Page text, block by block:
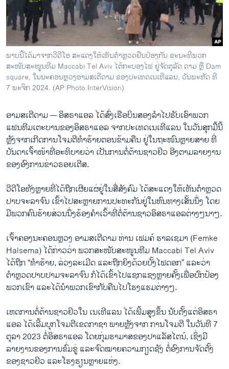
ພາສາອັງກິດ
ວີດີໂອ
ສຽງ
ລາຍການກະຈາຍສຽງ
ລາຍງານ
ຕິດຕາມພວກເຮົາ ທີ່
ພາສາຕ່າງໆ
ພາບນີ້ໄດ້ມາຈາກວີດີໂອ ສະແດງໃຫ້ເຫັນຕຳຫຼວດຢືນປ້ອງກັນ ຂະນະທີ່ພວກ
ສະໜັບສະໜູນທີມ Maccabi Tel Aviv ໄຕ້ກະບອງໄຟ ຢູ່ຈັດຕຸລັດ ດາມ ຫຼື Dam
square, ໃນນະຄອນຫຼວງອາມສເຕີດາມ ຂອງປະເທດເນເທີແລນ, ວັນພະຫັດ ທີ
7 ພະຈິກ 2024. (AP Photo InterVision)
ອາມສເຕີດາມ —ອິສຣາແອລ ໄດ້ສົ່ງເຮືອບິນສອງລຳໄປຮັບເອົາພວກ
ແຟນທີມເຕະບານຂອງອິສຣາແອລ ຈາກປະເທດເນເທີແລນ ໃນວັນສຸກມື້ນີ້
ຫຼັງຈາກເກີດການໂຈມຕີທຳຮ້າຍຕອນຂ້າມຄືນ ຢູ່ໃນຖະໜົນຫຼາຍສາຍ ທີ່
ບັນດາເຈົ້າໜ້າທີ່ອະທິບາຍວ່າ ເປັນການຕໍ່ຕ້ານຊາວຢິວ ອີງຕາມລາຍງານ
ຂອງອົງການຂ່າວຣອຍເຕີສ.
ວີດີໂອທັງຫຼາຍທີ່ໄດ້ຖືກເຜີຍແຜ່ຢູ່ໃນສື່ສັງຄົມ ໄດ້ສະແດງໃຫ້ເຫັນຕຳຫຼວດ
ປາບຈະລາຈົນ ເຂົ້າໄປສະຫຼາຍການປະທະກັນຢູ່ໃນຫົນທາງເສັ້ນນຶ່ງ ໂດຍ
ມີພວກຄົນຮ້າຍສ່ວນນຶ່ງຮ້ອງຄຳເວົ້າທີ່ຕໍ່ຕ້ານຊາວອິສຣາແອລຕ່າງໆນາໆ.
ເຈົ້າຄອງນະຄອນຫຼວງ ອາມສເຕີດາມ ທ່ານ ເຟມຄ໌ ຮາລເຊມາ (Femke
Halsema) ໄດ້ກ່າວວ່າ ພວກສະໜັບສະໜູນທີມ Maccabi Tel Aviv
ໄດ້ຖືກ “ທຳຮ້າຍ, ລ່ວງລະເມີດ ແລະຖືກຍິງດ້ວຍບັ້ງໄຟດອກ” ແລະວ່າ
ຕຳຫຼວດປາບປາມຈະລາຈົນ ກໍໄດ້ເຂົ້າໄປແຊກແຊງຫຼາຍຄັ້ງເພື່ອປົກປ້ອງ
ພວກເຂົາ ແລະໄດ້ນຳພວກເຂົາກັບຄືນໄປໂຮງແຮມຕ່າງໆ.
ເຫດການຕໍ່ຕ້ານຊາວຢິວໃນ ເນເທີແລນ ໄດ້ເພີ້ມສູງຂຶ້ນ ນັບຕັ້ງແຕ່ອິສຣາ
ແອລ ໄດ້ເລີ້ມບຸກໂຈມຕີເຂດກາຊາ ພາຍຫຼັງຈາກ ການໂຈມຕີ ໃນວັນທີ 7
ຕຸລາ 2023 ຕໍ່ອິສຣາແອລ ໂດຍກຸ່ມຮາມາສຂອງປາແລັສໄຕນ໌, ເຊິ່ງມີ
ລາຍງານຂອງການຂົ່ມຂູ່ ແລະຈົດໝາຍຄວາມກຽດຊັງ ຕໍ່ອົງການຈັດຕັ້ງ
ຂອງຊາວຢິວ ແລະໂຮງຮຽນຫຼາຍແຫ່ງ.